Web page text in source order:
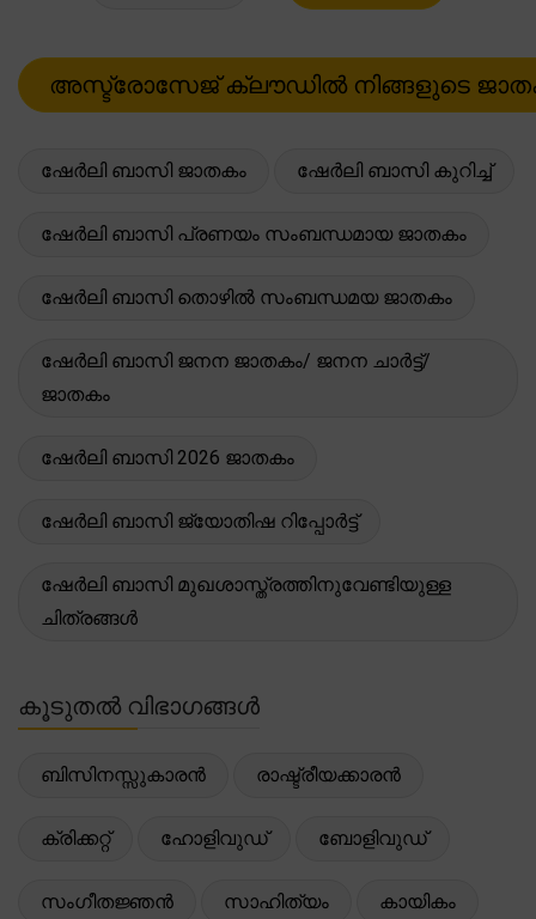
ഷേർലി ബാസി ജാതകം ഷേർലി ബാസി കുറിച്ച്
ഷേർലി ബാസി പ്രണയം സംബന്ധമായ ജാതകം
ഷേർലി ബാസി തൊഴിൽ സംബന്ധമയ ജാതകം
ഷേർലി ബാസി ജനന ജാതകം/ ജനന ചാർട്ട്/
ജാതകം
ഷേർലി ബാസി 2026 ജാതകം
ഷേർലി ബാസി ജ്യോതിഷ റിപ്പോർട്ട്
ഷേർലി ബാസി മുഖശാസ്ത്രത്തിനുവേണ്ടിയുള്ള
ചിത്രങ്ങൾ
കൂടുതൽ വിഭാഗങ്ങൾ
ബിസിനസ്സുകാരൻ രാഷ്ട്രീയക്കാരൻ
ക്രിക്കറ്റ് ഹോളിവുഡ് ബോളിവുഡ്
സംഗീതജ്ഞൻ സാഹിത്യം കായികം